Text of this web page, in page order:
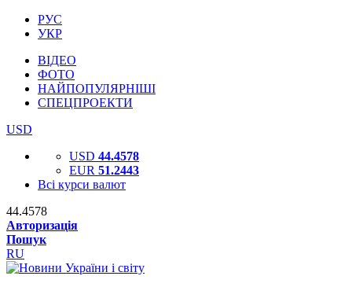
РУС
УКР
ВІДЕО
ФОТО
НАЙПОПУЛЯРНІШІ
СПЕЦПРОЕКТИ
USD
USD 44.4578
EUR 51.2443
Всі курси валют
44.4578
Авторизація
Пошук
RU